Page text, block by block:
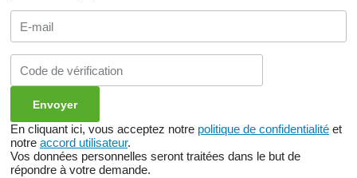
En cliquant ici, vous acceptez notre politique de confidentialité et
notre accord utilisateur.
Vos données personnelles seront traitées dans le but de
répondre à votre demande.